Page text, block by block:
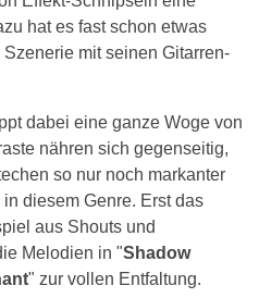
hat es fast schon etwas
mit seinen Gitarren-
dabei eine ganze Woge von
nähren sich gegenseitig,
so nur noch markanter
diesem Genre. Erst das
aus Shouts und
Melodien in "Shadow
" zur vollen Entfaltung.